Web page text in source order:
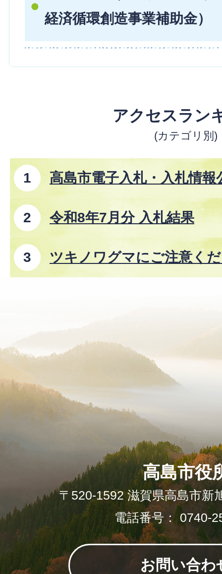
経済循環創造事業補助金）
アクセスラン
(カテゴリ別)
高島市電子入札・入札情
事、コンサルタント業務
令和8年7月分 入札結果
ツキノワグマにご注意く
高島市役
〒520-1592 滋賀県高島市新
電話番号： 0740-
お問い合わ